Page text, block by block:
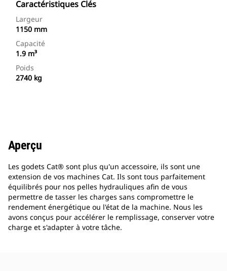
Caractéristiques Clés
Largeur
1150 mm
Capacité
1.9 m³
Poids
2740 kg
Aperçu
Les godets Cat® sont plus qu'un accessoire, ils sont une
extension de vos machines Cat. Ils sont tous parfaitement
équilibrés pour nos pelles hydrauliques afin de vous
permettre de tasser les charges sans compromettre le
rendement énergétique ou l'état de la machine. Nous les
avons conçus pour accélérer le remplissage, conserver votre
charge et s'adapter à votre tâche.